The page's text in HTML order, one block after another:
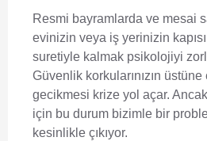
Resmi bayramlarda ve mesai
evinizin veya iş yerinizin
suretiyle kalmak psikolojiyi
Güvenlik korkularınızın
gecikmesi krize yol açar.
için bu durum bizimle bir
kesinlikle çıkıyor.